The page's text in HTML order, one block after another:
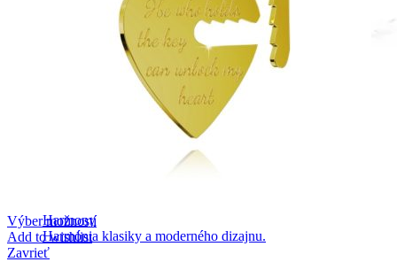
Harmony
Harmónia klasiky a moderného dizajnu.
Výber možností
Add to wishlist
Zavrieť